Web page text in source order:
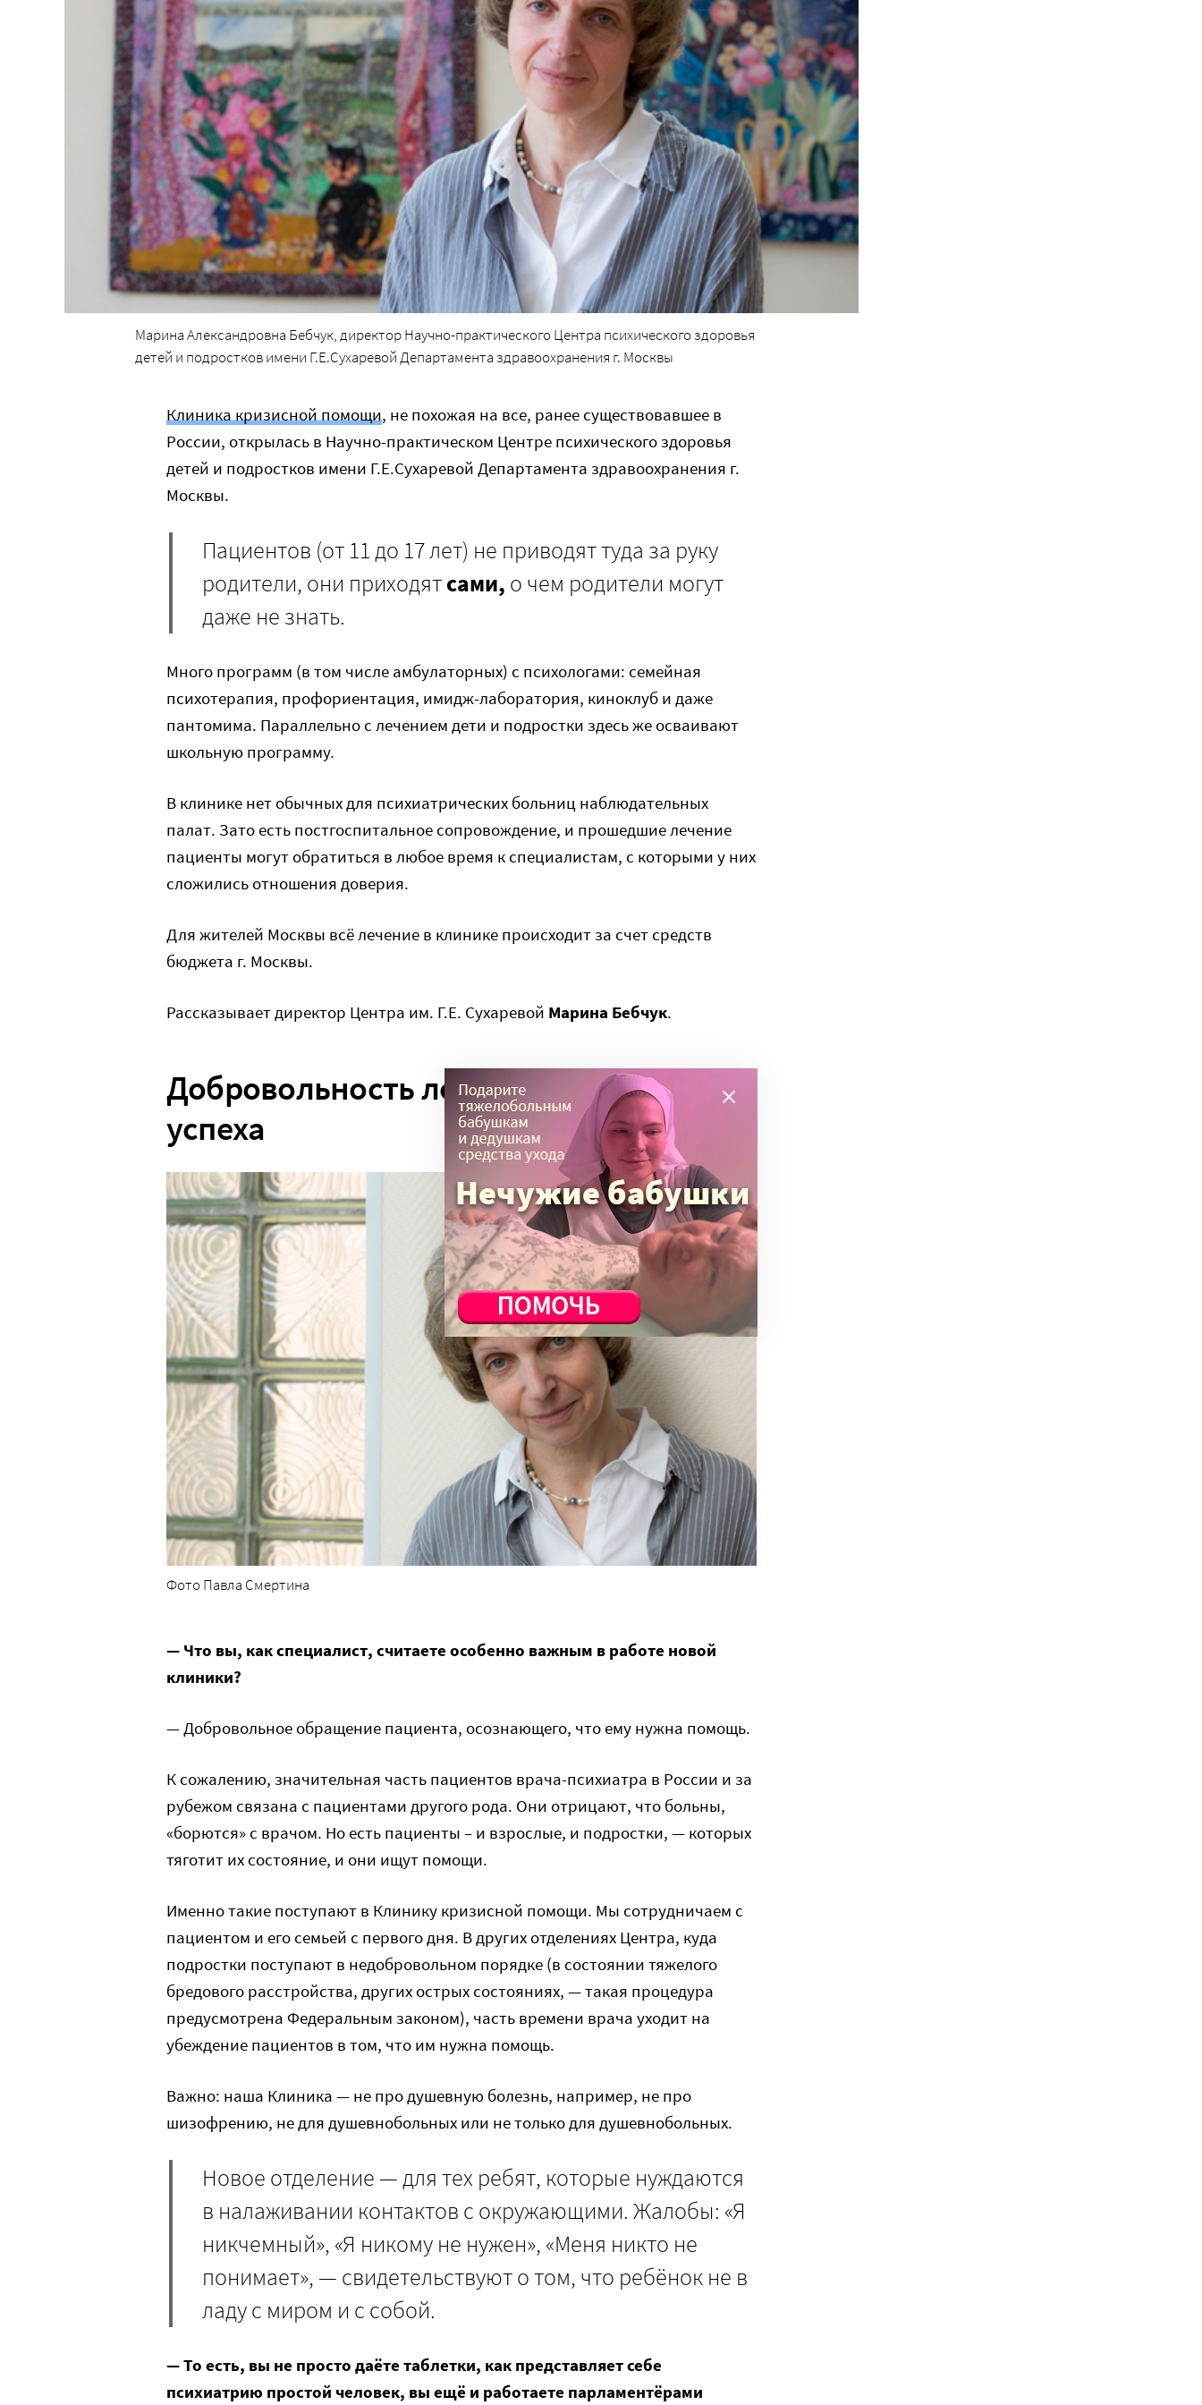
Марина Александровна Бебчук, директор Научно-практического Центра психического здоровья
детей и подростков имени Г.Е.Сухаревой Департамента здравоохранения г. Москвы
Клиника кризисной помощи, не похожая на все, ранее существовавшее в
России, открылась в Научно-практическом Центре психического здоровья
детей и подростков имени Г.Е.Сухаревой Департамента здравоохранения г.
Москвы.
Пациентов (от 11 до 17 лет) не приводят туда за руку
родители, они приходятсами, о чем родители могут
даже не знать.
Много программ (в том числе амбулаторных) с психологами: семейная
психотерапия, профориентация, имидж-лаборатория, киноклуб и даже
пантомима. Параллельно с лечением дети и подростки здесь же осваивают
школьную программу.
В клинике нет обычных для психиатрических больниц наблюдательных
палат. Зато есть постгоспитальное сопровождение, и прошедшие лечение
пациенты могут обратиться в любое время к специалистам, с которыми у них
сложились отношения доверия.
Для жителей Москвы всё лечение в клинике происходит за счет средств
бюджета г. Москвы.
Рассказывает директор Центра им. Г.Е. Сухаревой Марина Бебчук.
Добровольность лечения – залог
успеха
Фото Павла Смертина
— Что вы, как специалист, считаете особенно важным в работе новой
клиники?
— Добровольное обращение пациента, осознающего, что ему нужна помощь.
К сожалению, значительная часть пациентов врача-психиатра в России и за
рубежом связана с пациентами другого рода. Они отрицают, что больны,
«борются» с врачом. Но есть пациенты – и взрослые, и подростки, — которых
тяготит их состояние, и они ищут помощи.
Именно такие поступают в Клинику кризисной помощи. Мы сотрудничаем с
пациентом и его семьей с первого дня. В других отделениях Центра, куда
подростки поступают в недобровольном порядке (в состоянии тяжелого
бредового расстройства, других острых состояниях, — такая процедура
предусмотрена Федеральным законом), часть времени врача уходит на
убеждение пациентов в том, что им нужна помощь.
Важно: наша Клиника — не про душевную болезнь, например, не про
шизофрению, не для душевнобольных или не только для душевнобольных.
Новое отделение — для тех ребят, которые нуждаются
в налаживании контактов с окружающими. Жалобы: «Я
никчемный», «Я никому не нужен», «Меня никто не
понимает», — свидетельствуют о том, что ребёнок не в
ладу с миром и с собой.
— То есть, вы не просто даёте таблетки, как представляет себе
психиатрию простой человек, вы ещё и работаете парламентёрами